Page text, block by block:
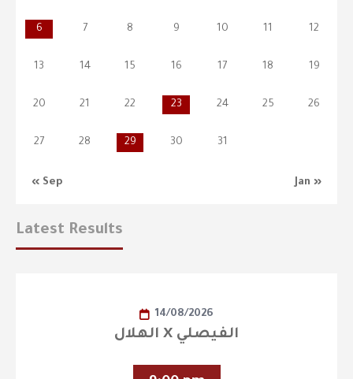
« Sep Jan »
6 7 8 9 10 11 12
13 14 15 16 17 18 19
20 21 22 23 24 25 26
27 28 29 30 31
Latest Results
14/08/2026
الهلال X الفيصلي